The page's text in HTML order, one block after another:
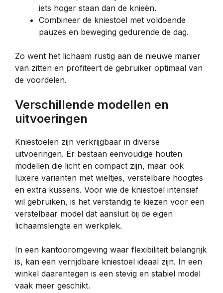
iets hoger staan dan de knieën.
Combineer de kniestoel met voldoende
pauzes en beweging gedurende de dag.
Zo went het lichaam rustig aan de nieuwe manier
van zitten en profiteert de gebruiker optimaal van
de voordelen.
Verschillende modellen en
uitvoeringen
Kniestoelen zijn verkrijgbaar in diverse
uitvoeringen. Er bestaan eenvoudige houten
modellen die licht en compact zijn, maar ook
luxere varianten met wieltjes, verstelbare hoogtes
en extra kussens. Voor wie de kniestoel intensief
wil gebruiken, is het verstandig te kiezen voor een
verstelbaar model dat aansluit bij de eigen
lichaamslengte en werkplek.
In een kantooromgeving waar flexibiliteit belangrijk
is, kan een verrijdbare kniestoel ideaal zijn. In een
winkel daarentegen is een stevig en stabiel model
vaak meer geschikt.